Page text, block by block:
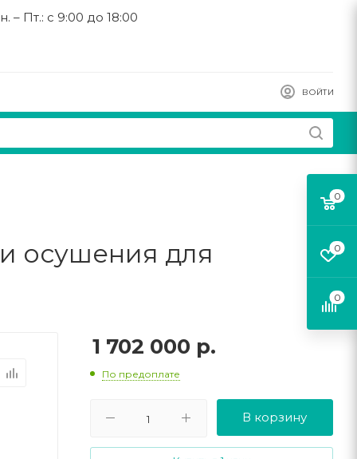
– Пт.: с 9:00 до 18:00
ВОЙТИ
осушения для
1 702 000 р.
По предоплате
В корзину
0
0
0